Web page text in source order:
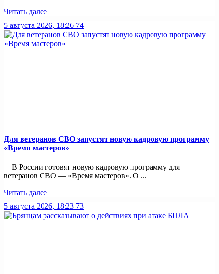
Читать далее
5 августа 2026, 18:26 74
Для ветеранов СВО запустят новую кадровую программу
«Время мастеров»
В России готовят новую кадровую программу для
ветеранов СВО — «Время мастеров». О ...
Читать далее
5 августа 2026, 18:23 73